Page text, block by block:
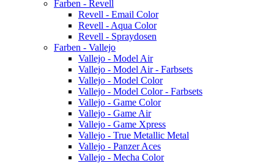
Farben - Revell
Revell - Email Color
Revell - Aqua Color
Revell - Spraydosen
Farben - Vallejo
Vallejo - Model Air
Vallejo - Model Air - Farbsets
Vallejo - Model Color
Vallejo - Model Color - Farbsets
Vallejo - Game Color
Vallejo - Game Air
Vallejo - Game Xpress
Vallejo - True Metallic Metal
Vallejo - Panzer Aces
Vallejo - Mecha Color